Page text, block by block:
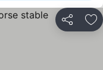
Partager